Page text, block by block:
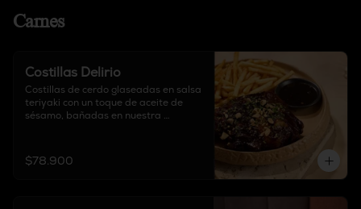
Carnes
Costillas Delirio
Costillas de cerdo glaseadas en salsa
teriyaki con un toque de aceite de
sésamo, bañadas en nuestra
almendras crocantes, acompañadas
de guarnición de elección.
$78.900